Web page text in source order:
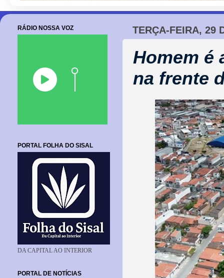
TERÇA-FEIRA, 29
Homem é
na frente
RÁDIO NOSSA VOZ
PORTAL FOLHA DO SISAL
DA CAPITAL AO INTERIOR
PORTAL DE NOTÍCIAS